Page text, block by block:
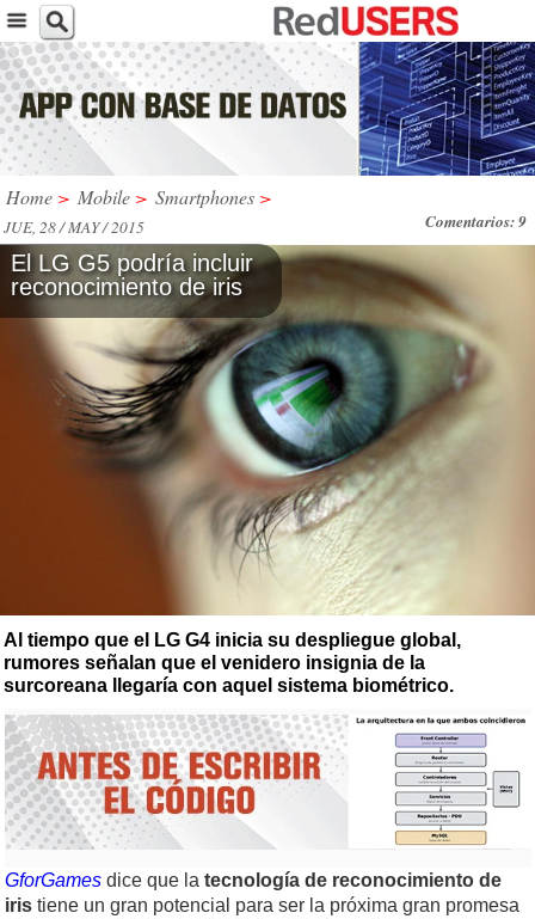
Home > Mobile > Smartphones >
Comentarios: 9
JUE, 28 / MAY / 2015
El LG G5 podría incluir
reconocimiento de iris
Al tiempo que el LG G4 inicia su despliegue global,
rumores señalan que el venidero insignia de la
surcoreana llegaría con aquel sistema biométrico.
GforGames dice que la tecnología de reconocimiento de
iris tiene un gran potencial para ser la próxima gran promesa